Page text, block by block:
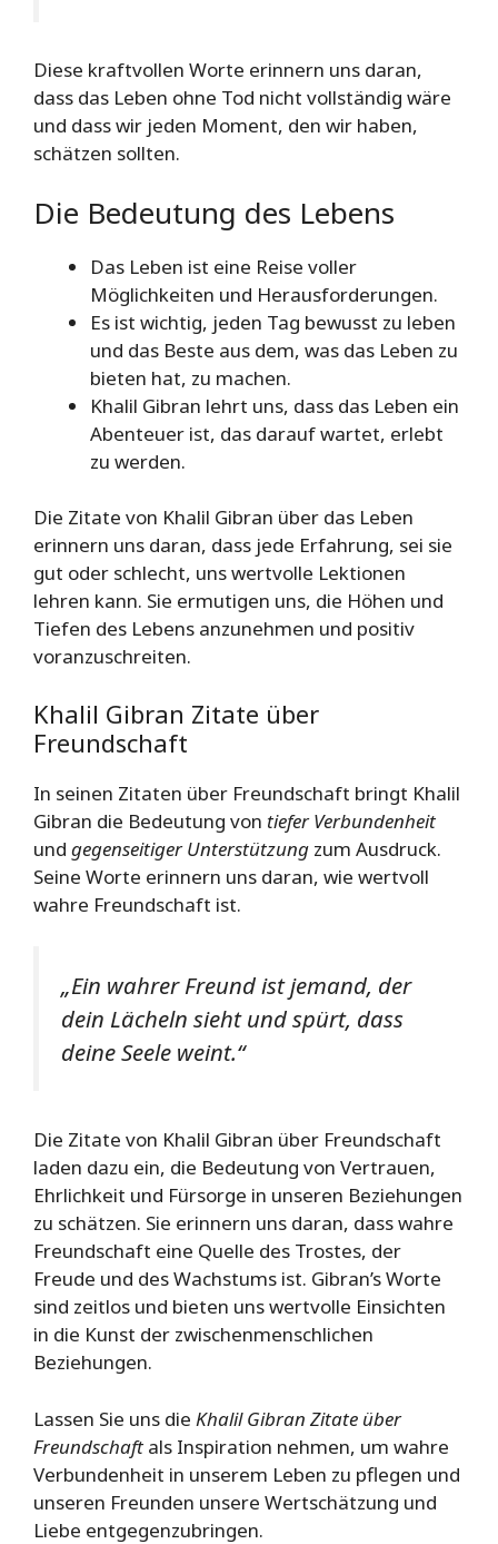
Diese kraftvollen Worte erinnern uns daran,
dass das Leben ohne Tod nicht vollständig wäre
und dass wir jeden Moment, den wir haben,
schätzen sollten.
Die Bedeutung des Lebens
Das Leben ist eine Reise voller
Möglichkeiten und Herausforderungen.
Es ist wichtig, jeden Tag bewusst zu leben
und das Beste aus dem, was das Leben zu
bieten hat, zu machen.
Khalil Gibran lehrt uns, dass das Leben ein
Abenteuer ist, das darauf wartet, erlebt
zu werden.
Die Zitate von Khalil Gibran über das Leben
erinnern uns daran, dass jede Erfahrung, sei sie
gut oder schlecht, uns wertvolle Lektionen
lehren kann. Sie ermutigen uns, die Höhen und
Tiefen des Lebens anzunehmen und positiv
voranzuschreiten.
Khalil Gibran Zitate über
Freundschaft
In seinen Zitaten über Freundschaft bringt Khalil
Gibran die Bedeutung von tiefer Verbundenheit
und gegenseitiger Unterstützung zum Ausdruck.
Seine Worte erinnern uns daran, wie wertvoll
wahre Freundschaft ist.
„Ein wahrer Freund ist jemand, der
dein Lächeln sieht und spürt, dass
deine Seele weint.“
Die Zitate von Khalil Gibran über Freundschaft
laden dazu ein, die Bedeutung von Vertrauen,
Ehrlichkeit und Fürsorge in unseren Beziehungen
zu schätzen. Sie erinnern uns daran, dass wahre
Freundschaft eine Quelle des Trostes, der
Freude und des Wachstums ist. Gibran’s Worte
sind zeitlos und bieten uns wertvolle Einsichten
in die Kunst der zwischenmenschlichen
Beziehungen.
Lassen Sie uns die Khalil Gibran Zitate über
Freundschaft als Inspiration nehmen, um wahre
Verbundenheit in unserem Leben zu pflegen und
unseren Freunden unsere Wertschätzung und
Liebe entgegenzubringen.